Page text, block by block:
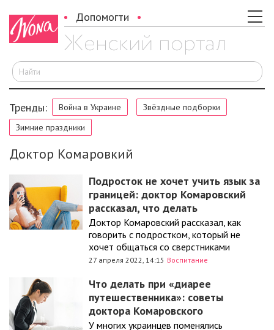
Допомогти
Тренды: Война в Украине
Звёздные подборки
Зимние праздники
Доктор Комаровкий
Подросток не хочет учить язык за
границей: доктор Комаровский
рассказал, что делать
Доктор Комаровский рассказал, как
говорить с подростком, который не
хочет общаться со сверстниками
27 апреля 2022, 14:15 Воспитание
Что делать при «диарее
путешественника»: советы
доктора Комаровского
У многих украинцев поменялись